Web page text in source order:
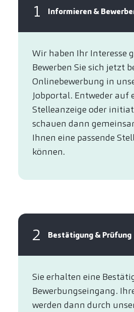
1 Informieren &
Wir haben Ihr Interesse
Bewerben Sie sich jetzt
Online­bewerbung in
Jobportal. Entweder auf
Stelleanzeige oder
schauen dann
Ihnen eine passende
können.​
2 Bestätigung & Prüfung
Sie erhalten eine
Bewerbungseingang.
werden dann durch